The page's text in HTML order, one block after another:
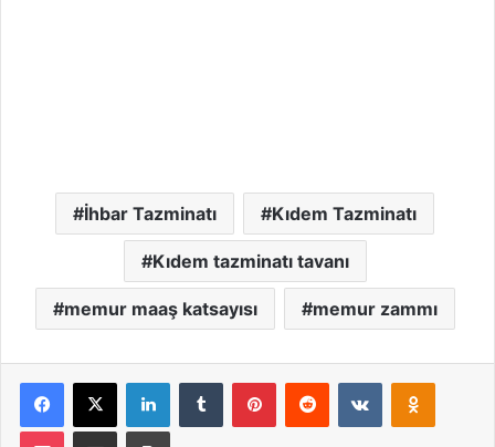
İhbar Tazminatı Kıdem Tazminatı
Kıdem tazminatı tavanı
memur maaş katsayısı memur zammı